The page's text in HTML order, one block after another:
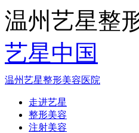
温州艺星整
艺星中国
温州艺星整形美容医院
走进艺星
整形美容
注射美容